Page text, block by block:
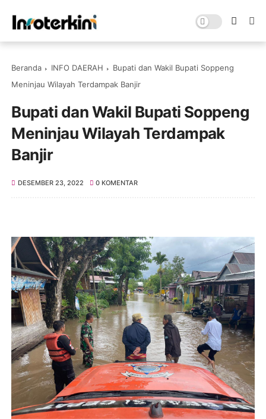
Beranda INFO DAERAH
Bupati dan Wakil Bupati Soppeng
Meninjau Wilayah Terdampak Banjir
Bupati dan Wakil Bupati Soppeng
Meninjau Wilayah Terdampak
Banjir
DESEMBER 23, 2022 0 KOMENTAR